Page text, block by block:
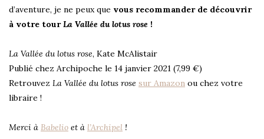
d’aventure, je ne peux que vous recommander de découvrir
à votre tourLa Vallée du lotus rose !
La Vallée du lotus rose, Kate McAlistair
Publié chez Archipoche le 14 janvier 2021 (7,99 €)
Retrouvez La Vallée du lotus rose sur Amazon ou chez votre
libraire !
Merci à Babelio et à l’Archipel !